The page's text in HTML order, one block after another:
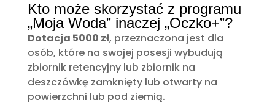
Kto może skorzystać z programu
„Moja Woda” inaczej „Oczko+”?
Dotacja 5000 zł, przeznaczona jest dla
osób, które na swojej posesji wybudują
zbiornik retencyjny lub zbiornik na
deszczówkę zamknięty lub otwarty na
powierzchni lub pod ziemią.